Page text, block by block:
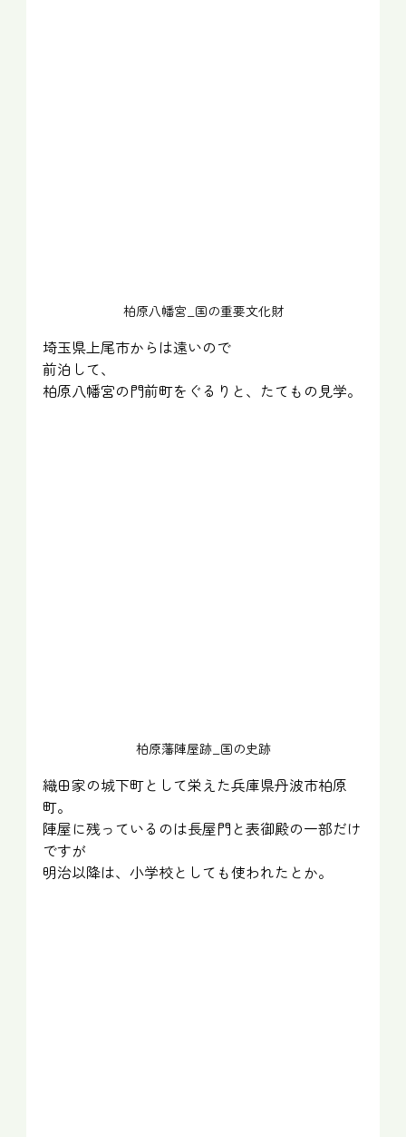
柏原八幡宮_国の重要文化財
埼玉県上尾市からは遠いので
前泊して、
柏原八幡宮の門前町をぐるりと、たてもの見学。
柏原藩陣屋跡_国の史跡
織田家の城下町として栄えた兵庫県丹波市柏原
町。
陣屋に残っているのは長屋門と表御殿の一部だけ
ですが
明治以降は、小学校としても使われたとか。